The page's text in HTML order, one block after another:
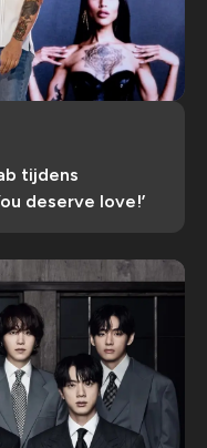
tijdens
deserve love!’